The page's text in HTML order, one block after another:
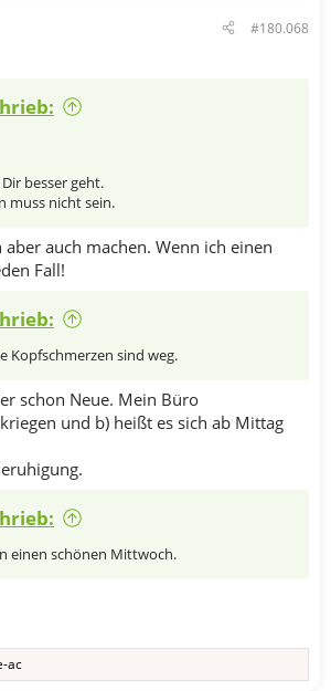
#180.068
besser geht.
muss nicht sein.
auch machen. Wenn ich einen
Fall!
Kopfschmerzen sind weg.
schon Neue. Mein Büro
und b) heißt es sich ab Mittag
einen schönen Mittwoch.
ac